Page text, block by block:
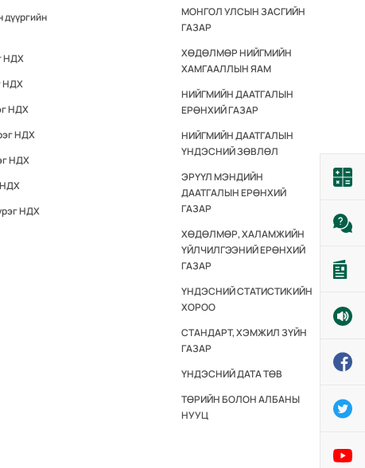
дүүргийн
НДХ
НДХ
НДХ
НДХ
НДХ
НДХ
НДХ
МОНГОЛ УЛСЫН ЗАСГИЙН
ГАЗАР
ХӨДӨЛМӨР НИЙГМИЙН
ХАМГААЛЛЫН ЯАМ
НИЙГМИЙН ДААТГАЛЫН
ЕРӨНХИЙ ГАЗАР
НИЙГМИЙН ДААТГАЛЫН
ҮНДЭСНИЙ ЗӨВЛӨЛ
ЭРҮҮЛ МЭНДИЙН
ДААТГАЛЫН ЕРӨНХИЙ
ГАЗАР
ХӨДӨЛМӨР, ХАЛАМЖИЙН
ҮЙЛЧИЛГЭЭНИЙ ЕРӨНХИЙ
ГАЗАР
ҮНДЭСНИЙ СТАТИСТИКИЙН
ХОРОО
СТАНДАРТ, ХЭМЖИЛ ЗҮЙН
ГАЗАР
ҮНДЭСНИЙ ДАТА ТӨВ
ТӨРИЙН БОЛОН АЛБАНЫ
НУУЦ